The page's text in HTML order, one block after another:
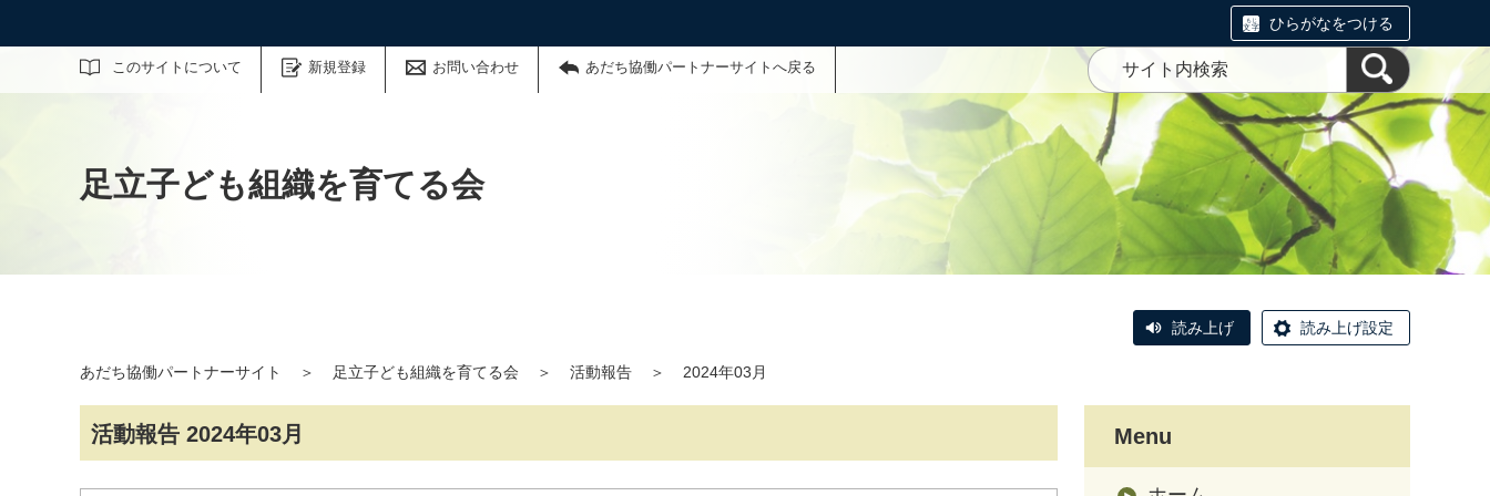
ひらがなをつける
このサイトについて 新規登録 お問い合わせ あだち協働パートナーサイトへ戻る
サイト内検索
足立子ども組織を育てる会
読み上げ 読み上げ設定
あだち協働パートナーサイト ＞ 足立子ども組織を育てる会 ＞ 活動報告 ＞ 2024年03月
活動報告 2024年03月 Menu